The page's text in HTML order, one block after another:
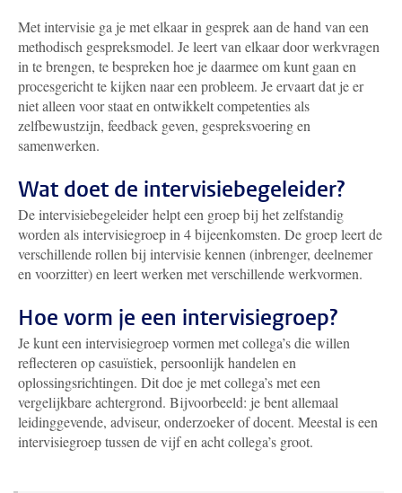
Met intervisie ga je met elkaar in gesprek aan de hand van een
methodisch gespreksmodel. Je leert van elkaar door werkvragen
in te brengen, te bespreken hoe je daarmee om kunt gaan en
procesgericht te kijken naar een probleem. Je ervaart dat je er
niet alleen voor staat en ontwikkelt competenties als
zelfbewustzijn, feedback geven, gespreksvoering en
samenwerken.
Wat doet de intervisiebegeleider?
De intervisiebegeleiderhelpt een groep bij het zelfstandig
worden als intervisiegroep in 4 bijeenkomsten. De groep leert de
verschillende rollen bij intervisie kennen (inbrenger, deelnemer
en voorzitter) en leert werken met verschillende werkvormen.
Hoe vorm je een intervisiegroep?
Je kunt een intervisiegroep vormen met collega’s die willen
reflecteren op casuïstiek, persoonlijk handelen en
oplossingsrichtingen. Dit doe je met collega’s met een
vergelijkbare achtergrond. Bijvoorbeeld: je bent allemaal
leidinggevende, adviseur, onderzoeker of docent. Meestal is een
intervisiegroep tussen de vijf en acht collega’s groot.